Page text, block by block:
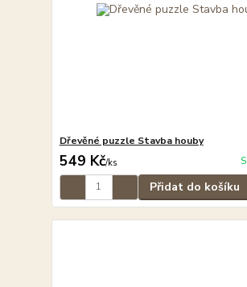
Dřevěné puzzle Stavba houby
549 Kč/ks
Přidat do košíku